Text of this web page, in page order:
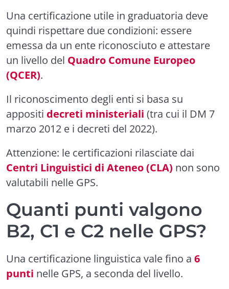
Una certificazione utile in graduatoria deve
quindi rispettare due condizioni: essere
emessa da un ente riconosciuto e attestare
un livello del Quadro Comune Europeo
(QCER).
Il riconoscimento degli enti si basa su
appositi decreti ministeriali (tra cui il DM 7
marzo 2012 e i decreti del 2022).
Attenzione: le certificazioni rilasciate dai
Centri Linguistici di Ateneo (CLA) non sono
valutabili nelle GPS.
Quanti punti valgono
B2, C1 e C2 nelle GPS?
Una certificazione linguistica vale fino a 6
punti nelle GPS, a seconda del livello.